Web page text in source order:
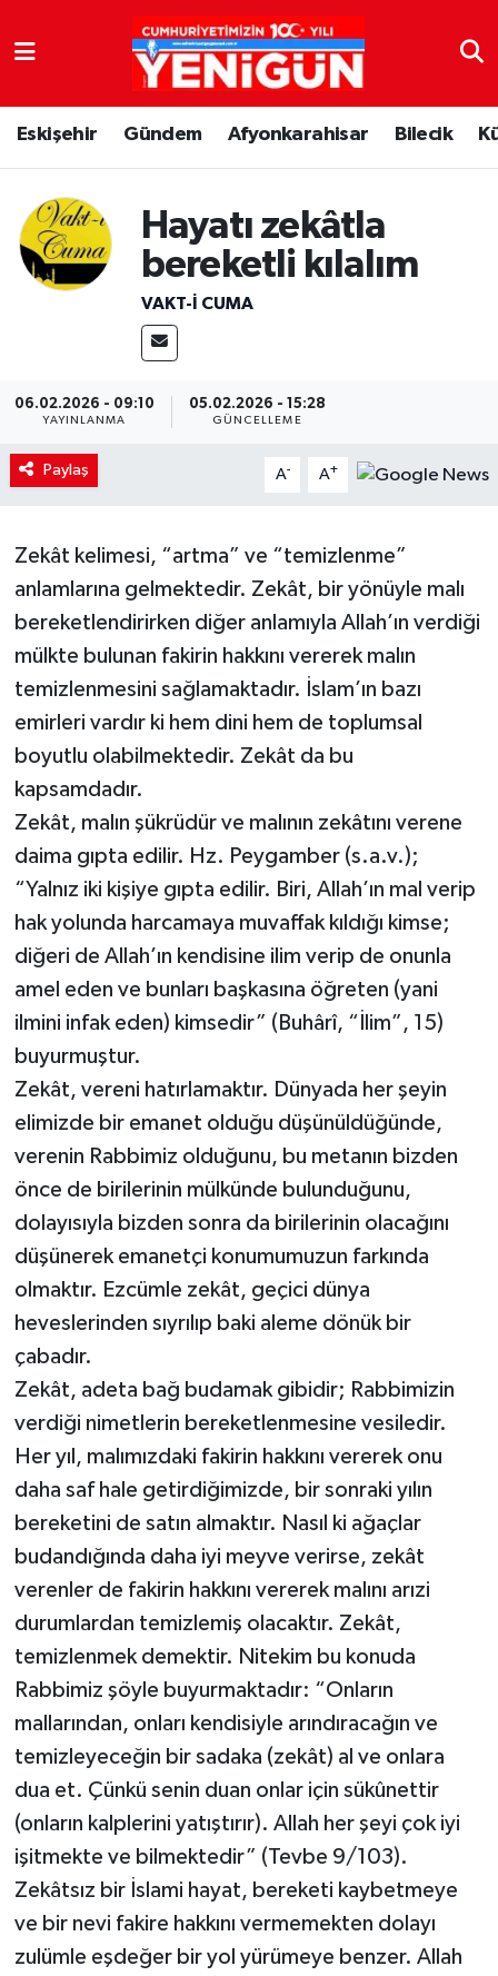
Eskişehir Gündem Afyonkarahisar Bilecik
Hayatı zekâtla
bereketli kılalım
VAKT-I CUMA
06.02.2026 - 09:10
YAYINLANMA
05.02.2026 - 15:28
GÜNCELLEME
Paylaş A- A+
Zekât kelimesi, “artma” ve “temizlenme”
anlamlarına gelmektedir. Zekât, bir yönüyle malı
bereketlendirirken diğer anlamıyla Allah’ın verdiği
mülkte bulunan fakirin hakkını vererek malın
temizlenmesini sağlamaktadır. İslam’ın bazı
emirleri vardır ki hem dini hem de toplumsal
boyutlu olabilmektedir. Zekât da bu
kapsamdadır.
Zekât, malın şükrüdür ve malının zekâtını verene
daima gıpta edilir. Hz. Peygamber (s.a.v.);
“Yalnız iki kişiye gıpta edilir. Biri, Allah’ın mal verip
hak yolunda harcamaya muvaffak kıldığı kimse;
diğeri de Allah’ın kendisine ilim verip de onunla
amel eden ve bunları başkasına öğreten (yani
ilmini infak eden) kimsedir” (Buhârî, “İlim”, 15)
buyurmuştur.
Zekât, vereni hatırlamaktır. Dünyada her şeyin
elimizde bir emanet olduğu düşünüldüğünde,
verenin Rabbimiz olduğunu, bu metanın bizden
önce de birilerinin mülkünde bulunduğunu,
dolayısıyla bizden sonra da birilerinin olacağını
düşünerek emanetçi konumumuzun farkında
olmaktır. Ezcümle zekât, geçici dünya
heveslerinden sıyrılıp baki aleme dönük bir
çabadır.
Zekât, adeta bağ budamak gibidir; Rabbimizin
verdiği nimetlerin bereketlenmesine vesiledir.
Her yıl, malımızdaki fakirin hakkını vererek onu
daha saf hale getirdiğimizde, bir sonraki yılın
bereketini de satın almaktır. Nasıl ki ağaçlar
budandığında daha iyi meyve verirse, zekât
verenler de fakirin hakkını vererek malını arızi
durumlardan temizlemiş olacaktır. Zekât,
temizlenmek demektir. Nitekim bu konuda
Rabbimiz şöyle buyurmaktadır: “Onların
mallarından, onları kendisiyle arındıracağın ve
temizleyeceğin bir sadaka (zekât) al ve onlara
dua et. Çünkü senin duan onlar için sükûnettir
(onların kalplerini yatıştırır). Allah her şeyi çok iyi
işitmekte ve bilmektedir” (Tevbe 9/103).
Zekâtsız bir İslami hayat, bereketi kaybetmeye
ve bir nevi fakire hakkını vermemekten dolayı
zulümle eşdeğer bir yol yürümeye benzer. Allah
Nöbetçi Eczaneler
Hava Durumu
Trafik Durumu
Süper Lig Puan Durumu ve Fikstür
Tüm Manşetler
Son Dakika Haberleri
Haber Arşivi